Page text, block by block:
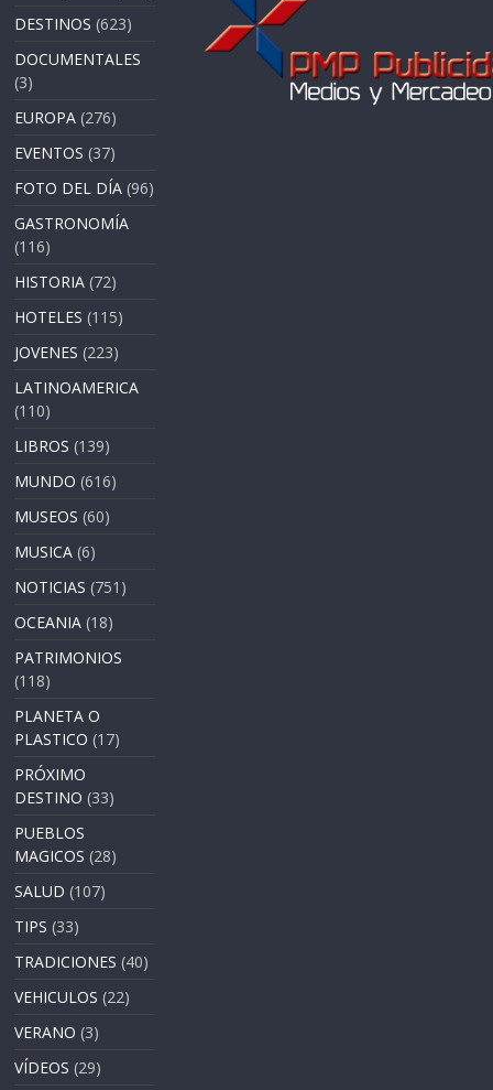
DESTINOS (623)
DOCUMENTALES
(3)
EUROPA (276)
EVENTOS (37)
FOTO DEL DÍA (96)
GASTRONOMÍA
(116)
HISTORIA (72)
HOTELES (115)
JOVENES (223)
LATINOAMERICA
(110)
LIBROS (139)
MUNDO (616)
MUSEOS (60)
MUSICA (6)
NOTICIAS (751)
OCEANIA (18)
PATRIMONIOS
(118)
PLANETA O
PLASTICO (17)
PRÓXIMO
DESTINO (33)
PUEBLOS
MAGICOS (28)
SALUD (107)
TIPS (33)
TRADICIONES (40)
VEHICULOS (22)
VERANO (3)
VÍDEOS (29)